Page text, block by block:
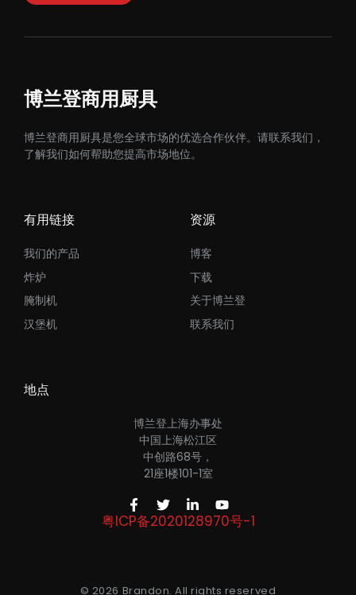
博兰登商用厨具
博兰登商用厨具是您全球市场的优选合作伙伴。请联系我们，
了解我们如何帮助您提高市场地位。
有用链接
我们的产品
炸炉
腌制机
汉堡机
资源
博客
下载
关于博兰登
联系我们
地点
博兰登上海办事处
中国上海松江区
中创路68号，
21座1楼101-1室
粤ICP备2020128970号-1
© 2026 Brandon. All rights reserved